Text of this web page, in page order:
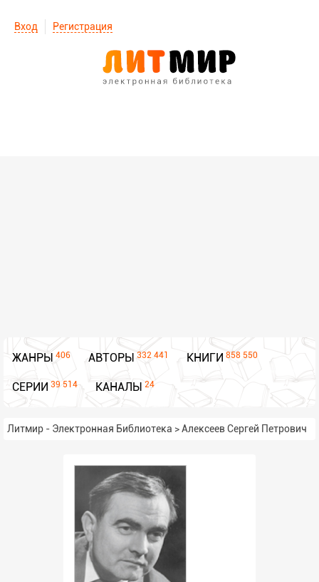
Вход Регистрация
ЖАНРЫ 406 АВТОРЫ 332 441 КНИГИ 858 550
СЕРИИ 39 514 КАНАЛЫ 24
Литмир - Электронная Библиотека >Алексеев Сергей Петрович